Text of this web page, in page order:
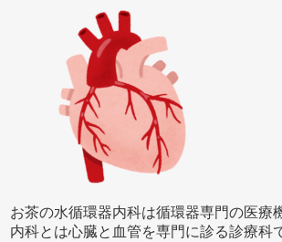
お茶の水循環器内科は循環器専門の医療
内科とは心臓と血管を専門に診る診療科